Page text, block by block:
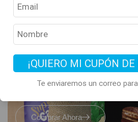
¡QUIERO MI CUPÓN
Te enviaremos un correo
Todos los
de Argentina
están acá
Comprar Ahora